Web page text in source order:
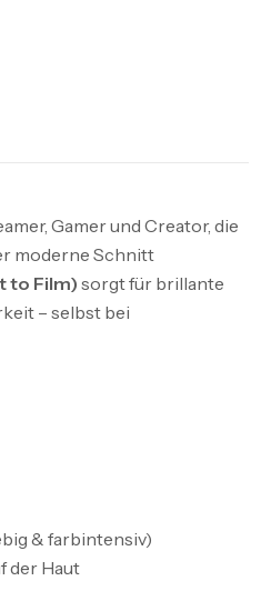
Gamer und Creator, die
moderne Schnitt
to Film) sorgt für brillante
– selbst bei
& farbintensiv)
der Haut